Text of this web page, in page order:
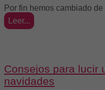
Por fin hemos cambiado
Leer...
Beauty
Consejos para lucir
navidades